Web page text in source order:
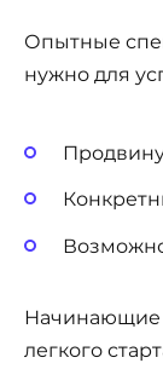
Опытные
нужно для
Начинающие
легкого